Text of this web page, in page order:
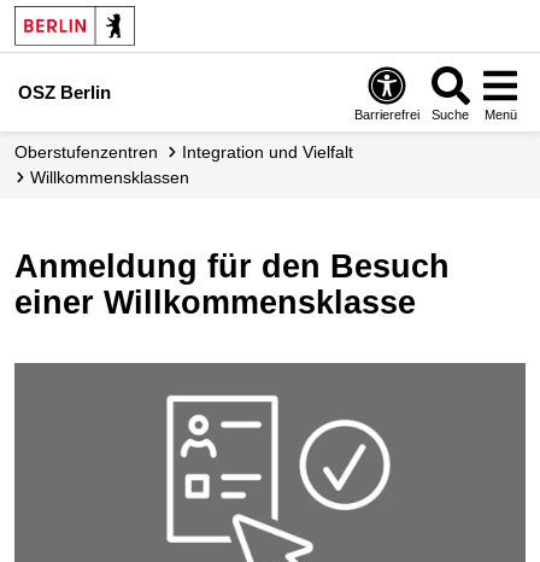
OSZ Berlin
Barrierefrei Suche Menü
Oberstufenzentren
Integration und Vielfalt
Willkommensklassen
Anmeldung für den Besuch
einer Willkommensklasse